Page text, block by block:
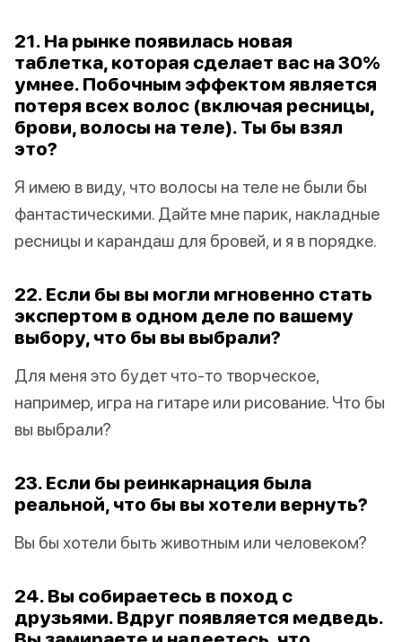
21. На рынке появилась новая
таблетка, которая сделает вас на 30%
умнее. Побочным эффектом является
потеря всех волос (включая ресницы,
брови, волосы на теле). Ты бы взял
это?
Я имею в виду, что волосы на теле не были бы
фантастическими. Дайте мне парик, накладные
ресницы и карандаш для бровей, и я в порядке.
22. Если бы вы могли мгновенно стать
экспертом в одном деле по вашему
выбору, что бы вы выбрали?
Для меня это будет что-то творческое,
например, игра на гитаре или рисование. Что бы
вы выбрали?
23. Если бы реинкарнация была
реальной, что бы вы хотели вернуть?
Вы бы хотели быть животным или человеком?
24. Вы собираетесь в поход с
друзьями. Вдруг появляется медведь.